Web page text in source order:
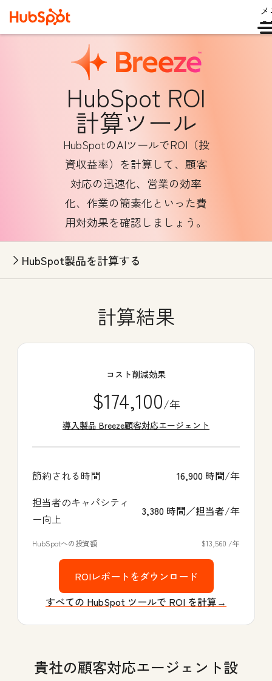
HubSpot ROI
計算ツール
HubSpotのAIツールでROI（投
資収益率）を計算して、顧客
対応の迅速化、営業の効率
化、作業の簡素化といった費
用対効果を確認しましょう。
HubSpot製品を計算する
貴社の顧客対応エージェント設
計算結果
コスト削減効果
$174,100/年
導入製品 Breeze顧客対応エージェント
節約される時間 16,900 時間/年
担当者のキャパシティ
ー向上
3,380 時間／担当者/年
HubSpotへの投資額 $13,560 /年
ROIレポートをダウンロード
すべての HubSpot ツールで ROI を計算→